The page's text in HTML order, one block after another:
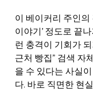
이 베이커리 주인
이야기’ 정도로 끝
런 충격이 기회가
근처 빵집” 검색 자
을 수 있다는 사실
다. 바로 직면한 현